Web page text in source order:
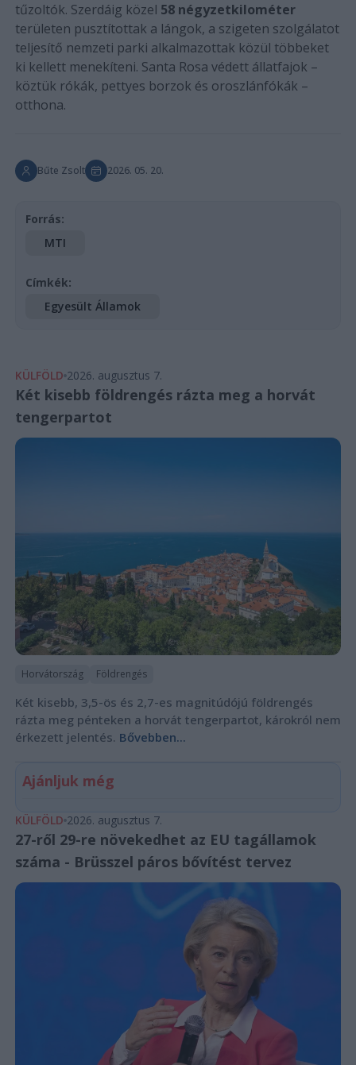
tűzoltók. Szerdáig közel 58 négyzetkilométer
területen pusztítottak a lángok, a szigeten szolgálatot
teljesítő nemzeti parki alkalmazottak közül többeket
ki kellett menekíteni. Santa Rosa védett állatfajok –
köztük rókák, pettyes borzok és oroszlánfókák –
otthona.
Bűte Zsolt 2026. 05. 20.
Forrás:
MTI
Címkék:
Egyesült Államok
KÜLFÖLD 2026. augusztus 7.
Két kisebb földrengés rázta meg a horvát
tengerpartot
Horvátország Földrengés
Két kisebb, 3,5-ös és 2,7-es magnitúdójú földrengés
rázta meg pénteken a horvát tengerpartot, károkról nem
érkezett jelentés. Bővebben...
Ajánljuk még
KÜLFÖLD 2026. augusztus 7.
27-ről 29-re növekedhet az EU tagállamok
száma - Brüsszel páros bővítést tervez